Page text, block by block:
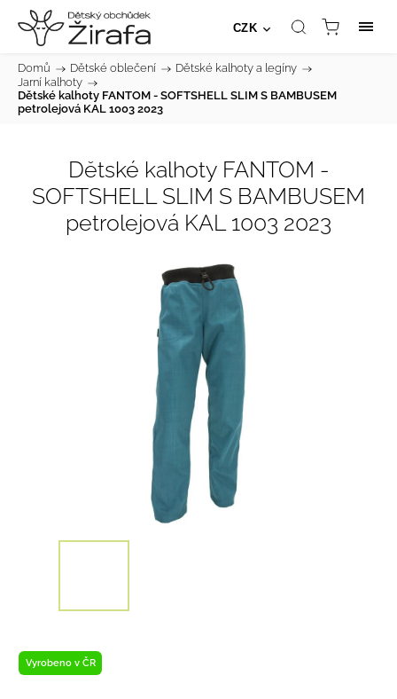
CZK
Domů / Dětské oblečení / Dětské kalhoty a legíny /
Jarní kalhoty /
Dětské kalhoty FANTOM - SOFTSHELL SLIM S BAMBUSEM
petrolejová KAL 1003 2023
Dětské kalhoty FANTOM -
SOFTSHELL SLIM S BAMBUSEM
petrolejová KAL 1003 2023
Vyrobeno v ČR